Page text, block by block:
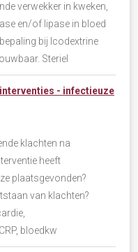
verwekker in kweken,
en/of lipase in bloed
bij Icodextrine
Steriel
- infectieuze
klachten na
heeft
plaatsgevonden?
van klachten?
bloedkw